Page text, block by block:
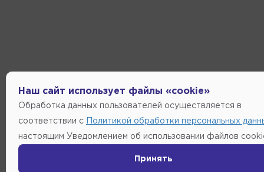
Наш сайт использует файлы «cookie»
Обработка данных пользователей осуществляется в
соответствии с Политикой обработки персональных
настоящим Уведомлением об использовании файлов
Принять